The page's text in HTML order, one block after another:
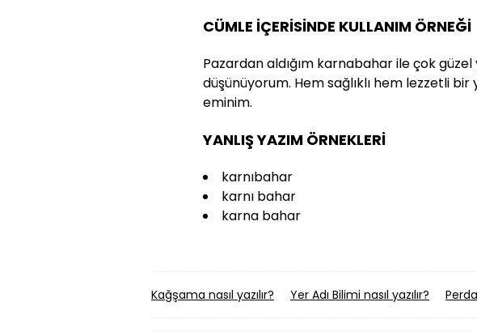
CÜMLE İÇERİSİNDE KULLANIM ÖRNEĞİ
Pazardan aldığım karnabahar ile çok
düşünüyorum. Hem sağlıklı hem lezzetli
eminim.
YANLIŞ YAZIM ÖRNEKLERİ
karnıbahar
karnı bahar
karna bahar
Kağşama nasıl yazılır? Yer Adı Bilimi nasıl yazılır?